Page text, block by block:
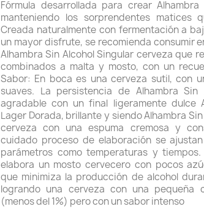
Fórmula desarrollada para crear Alhambra
manteniendo los sorprendentes matices
Creada naturalmente con fermentación a
un mayor disfrute, se recomienda consumir
Alhambra Sin Alcohol Singular cerveza que
combinados a malta y mosto, con un
Sabor: En boca es una cerveza sutil, con
suaves. La persistencia de Alhambra Sin
agradable con un final ligeramente dulce
Lager Dorada, brillante y siendo Alhambra
cerveza con una espuma cremosa y
cuidado proceso de elaboración se
parámetros como temperaturas y
elabora un mosto cervecero con pocos
que minimiza la producción de alcohol
logrando una cerveza con una pequeña
(menos del 1%) pero con un sabor intenso